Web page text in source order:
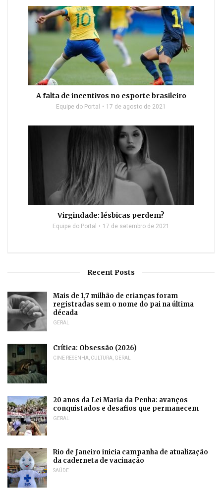
A falta de incentivos no esporte brasileiro
Equipe do Portal 17 de agosto de 2021
Virgindade: lésbicas perdem?
Equipe do Portal 17 de setembro de 2021
Recent Posts
Mais de 1,7 milhão de crianças foram
registradas sem o nome do pai na última
década
GERAL
Crítica: Obsessão (2026)
CINE RESENHA CULTURA GERAL
20 anos da Lei Maria da Penha: avanços
conquistados e desafios que permanecem
GERAL
Rio de Janeiro inicia campanha de atualização
da caderneta de vacinação
SAÚDE